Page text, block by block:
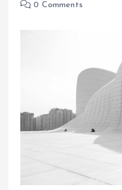
0 Comments